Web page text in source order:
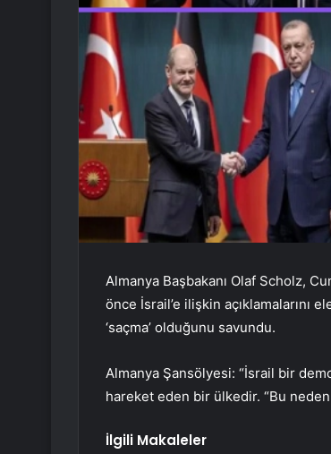
Almanya Başbakanı Olaf Scholz,
önce İsrail’e ilişkin açıklamalarını
‘saçma’ olduğunu savundu.
Almanya Şansölyesi: “İsrail bir
hareket eden bir ülkedir. “Bu
İlgili Makaleler